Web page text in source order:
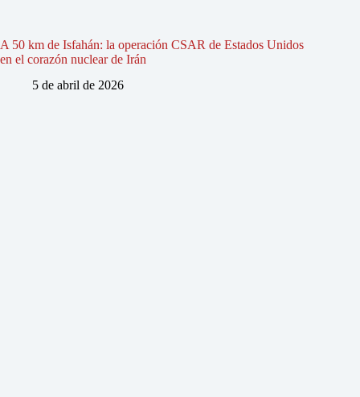
A 50 km de Isfahán: la operación CSAR de Estados Unidos
en el corazón nuclear de Irán
5 de abril de 2026